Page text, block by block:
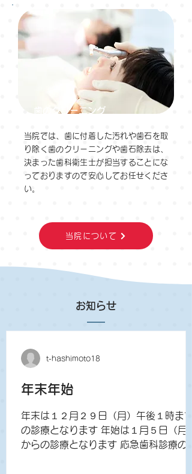
04
歯のクリーニング
当院では、歯に付着した汚れや歯石を取
り除く歯のクリーニングや歯石除去は、
決まった歯科衛生士が担当することにな
っておりますので安心してお任せくださ
い。
当院について
お知らせ
年末年始
年末は１２月２９日（月）午後１時まで
の診療となります 年始は１月５日（月）
からの診療となります 応急歯科診療のお
t-hashimoto18